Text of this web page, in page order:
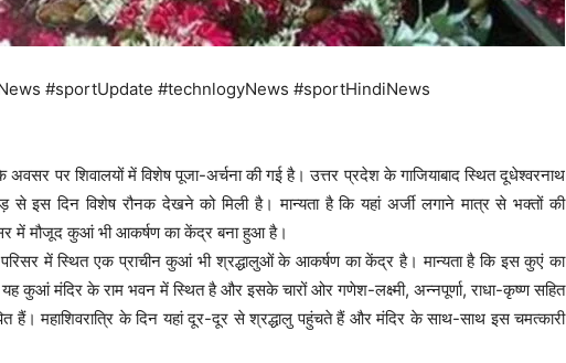
#sportUpdate #technlogyNews #sportHindiNews
अवसर पर शिवालयों में विशेष पूजा-अर्चना की गई है। उत्तर प्रदेश के गाजियाबाद स्थित दूधेश्वरनाथ
से इस दिन विशेष रौनक देखने को मिली है। मान्यता है कि यहां अर्जी लगाने मात्र से भक्तों की
में मौजूद कुआं भी आकर्षण का केंद्र बना हुआ है।
परिसर में स्थित एक प्राचीन कुआं भी श्रद्धालुओं के आकर्षण का केंद्र है। मान्यता है कि इस कुएं का
कुआं मंदिर के राम भवन में स्थित है और इसके चारों ओर गणेश-लक्ष्मी, अन्नपूर्णा, राधा-कृष्ण सहित
हैं। महाशिवरात्रि के दिन यहां दूर-दूर से श्रद्धालु पहुंचते हैं और मंदिर के साथ-साथ इस चमत्कारी